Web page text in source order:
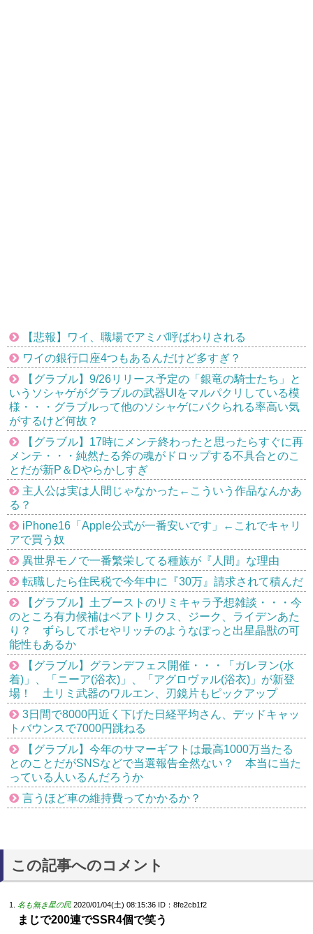
【悲報】ワイ、職場でアミバ呼ばわりされる
ワイの銀行口座4つもあるんだけど多すぎ？
【グラブル】9/26リリース予定の「銀竜の騎士たち」と
いうソシャゲがグラブルの武器UIをマルパクリしている模
様・・・グラブルって他のソシャゲにパクられる率高い気
がするけど何故？
【グラブル】17時にメンテ終わったと思ったらすぐに再
メンテ・・・純然たる斧の魂がドロップする不具合とのこ
とだが新P＆Dやらかしすぎ
主人公は実は人間じゃなかった←こういう作品なんかあ
る？
iPhone16「Apple公式が一番安いです」←これでキャリ
アで買う奴
異世界モノで一番繁栄してる種族が『人間』な理由
転職したら住民税で今年中に『30万』請求されて積んだ
【グラブル】土ブーストのリミキャラ予想雑談・・・今
のところ有力候補はベアトリクス、ジーク、ライデンあた
り？ ずらしてポセやリッチのようなぽっと出星晶獣の可
能性もあるか
【グラブル】グランデフェス開催・・・「ガレヲン(水
着)」、「ニーア(浴衣)」、「アグロヴァル(浴衣)」が新登
場！ 土リミ武器のワルエン、刃鏡片もピックアップ
3日間で8000円近く下げた日経平均さん、デッドキャッ
トバウンスで7000円跳ねる
【グラブル】今年のサマーギフトは最高1000万当たる
とのことだがSNSなどで当選報告全然ない？ 本当に当た
っている人いるんだろうか
言うほど車の維持費ってかかるか？
この記事へのコメント
名も無き星の民 2020/01/04(土) 08:15:36 ID：8fe2cb1f2
まじで200連でSSR4個で笑う